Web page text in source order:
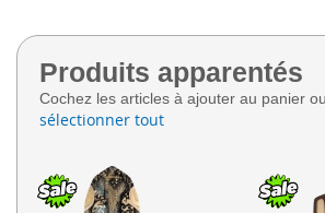
Produits apparentés
Cochez les articles à ajouter au panier ou
sélectionner tout